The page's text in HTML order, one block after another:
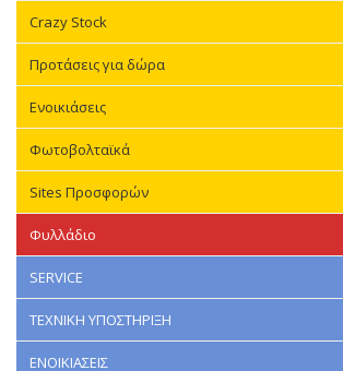
Crazy Stock
Προτάσεις για δώρα
Ενοικιάσεις
Φωτοβολταϊκά
Sites Προσφορών
Φυλλάδιο
SERVICE
ΤΕΧΝΙΚΗ ΥΠΟΣΤΗΡΙΞΗ
ΕΝΟΙΚΙΑΣΕΙΣ